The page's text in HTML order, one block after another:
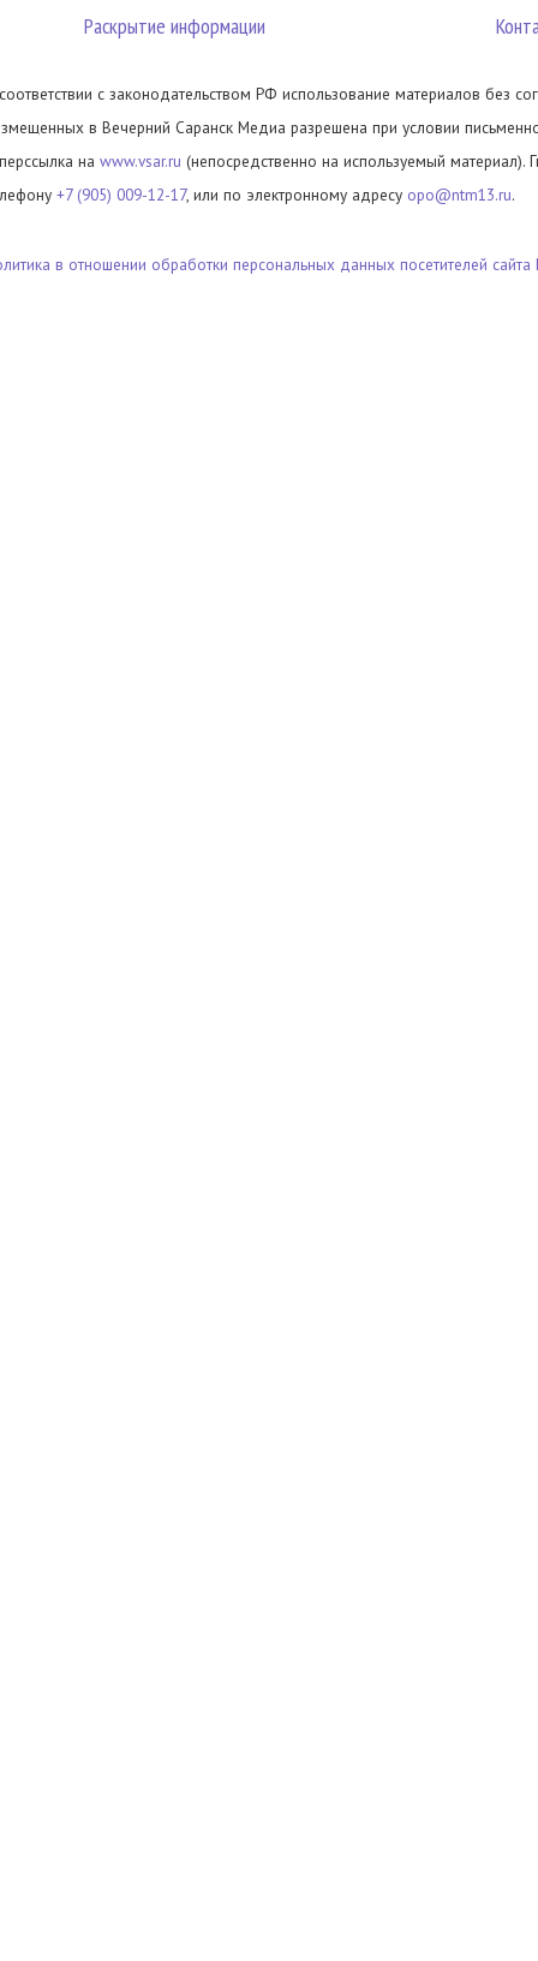
Раскрытие информации
с законодательством РФ использование материалов без
в Вечерний Саранск Медиа разрешена при условии
на www.vsar.ru (непосредственно на используемый материал).
+7 (905) 009-12-17, или по электронному адресу opo@ntm13.ru.
в отношении обработки персональных данных посетителей